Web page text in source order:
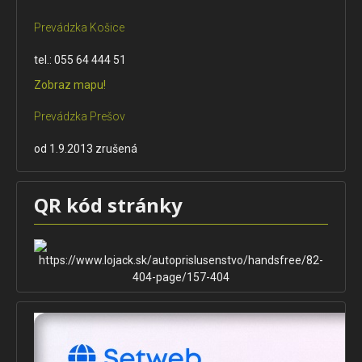
Prevádzka Košice
tel.: 055 64 444 51
Zobraz mapu!
Prevádzka Prešov
od 1.9.2013 zrušená
QR kód stránky